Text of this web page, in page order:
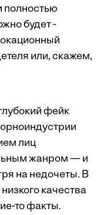
полностью
будет
или, скажем,
фейк
лиц
жанром — и
на недочеты. В
качества
то факты.